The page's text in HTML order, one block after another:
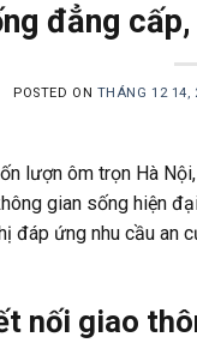
đẳng
POSTED ON THÁNG 12 14,
lượn ôm trọn Hà
gian sống hiện
đáp ứng nhu cầu an
nối giao